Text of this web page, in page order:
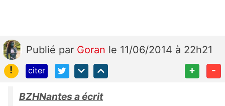
Publié par Goran le 11/06/2014 à 22h21
!
citer + -
BZHNantes a écrit